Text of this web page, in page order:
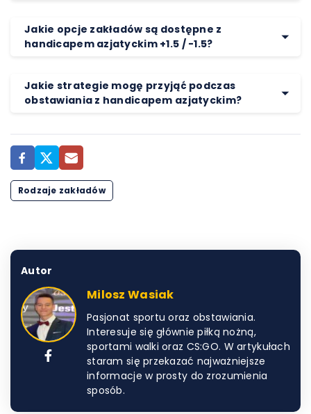
Jakie opcje zakładów są dostępne z
handicapem azjatyckim +1.5 / -1.5?
Jakie strategie mogę przyjąć podczas
obstawiania z handicapem azjatyckim?
Rodzaje zakładów
Autor
Milosz Wasiak
Pasjonat sportu oraz obstawiania.
Interesuje się głównie piłką nożną,
sportami walki oraz CS:GO. W artykułach
staram się przekazać najważniejsze
informacje w prosty do zrozumienia
sposób.